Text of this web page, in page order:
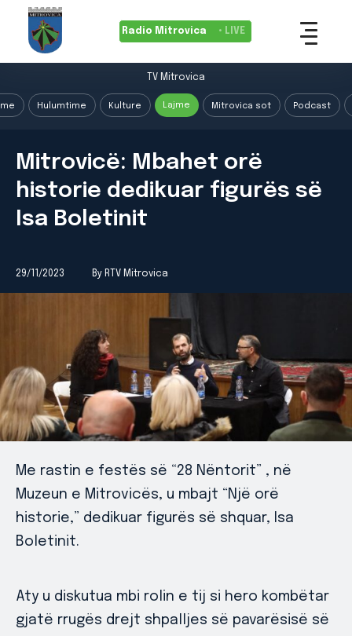
Radio Mitrovica • LIVE
TV Mitrovica
Hulumtime Kulture Lajme Mitrovica sot Podcast
Mitrovicë: Mbahet orë
historie dedikuar figurës së
Isa Boletinit
29/11/2023 By RTV Mitrovica
Me rastin e festës së “28 Nëntorit” , në
Muzeun e Mitrovicës, u mbajt “Një orë
historie,” dedikuar figurës së shquar, Isa
Boletinit.
Aty u diskutua mbi rolin e tij si hero kombëtar
gjatë rrugës drejt shpalljes së pavarësisë së